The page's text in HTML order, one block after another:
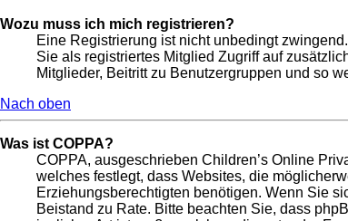
Wozu muss ich mich registrieren?
Eine Registrierung ist nicht unbedingt
Sie als registriertes Mitglied Zugriff auf
Mitglieder, Beitritt zu Benutzergruppen und so
Nach oben
Was ist COPPA?
COPPA, ausgeschrieben Children’s Online
welches festlegt, dass Websites, die
Erziehungsberechtigten benötigen. Wenn Sie
Beistand zu Rate. Bitte beachten Sie, dass